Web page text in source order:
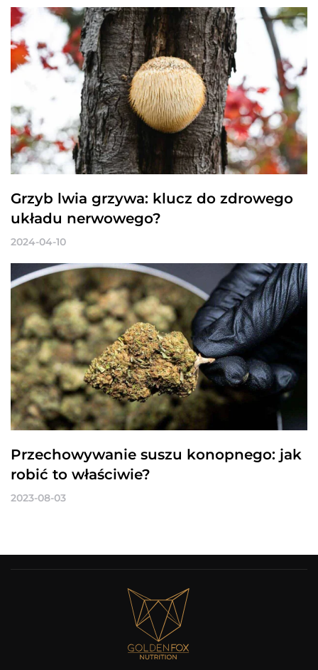
Grzyb lwia grzywa: klucz do zdrowego
układu nerwowego?
2024-04-10
Przechowywanie suszu konopnego: jak
robić to właściwie?
2023-08-03